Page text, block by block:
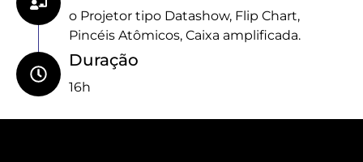
o Projetor tipo Datashow, Flip Chart,
Pincéis Atômicos, Caixa amplificada.
Duração
16h